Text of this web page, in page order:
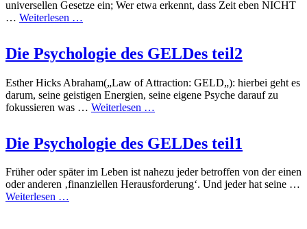
universellen Gesetze ein; Wer etwa erkennt, dass Zeit eben NICHT
… Weiterlesen …
Die Psychologie des GELDes teil2
Esther Hicks Abraham(„Law of Attraction: GELD„): hierbei geht es
darum, seine geistigen Energien, seine eigene Psyche darauf zu
fokussieren was … Weiterlesen …
Die Psychologie des GELDes teil1
Früher oder später im Leben ist nahezu jeder betroffen von der einen
oder anderen ‚finanziellen Herausforderung‘. Und jeder hat seine …
Weiterlesen …